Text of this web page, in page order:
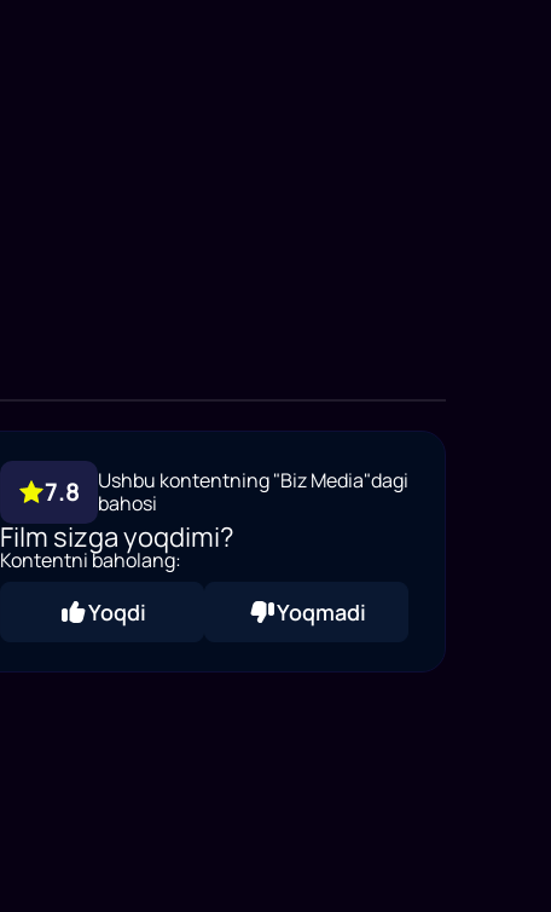
7.8
Ushbu kontentning "Biz Media"dagi
bahosi
Film sizga yoqdimi?
Kontentni baholang:
Yoqdi Yoqmadi